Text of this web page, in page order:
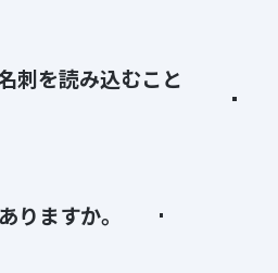
刺を読み込むこと
りますか。